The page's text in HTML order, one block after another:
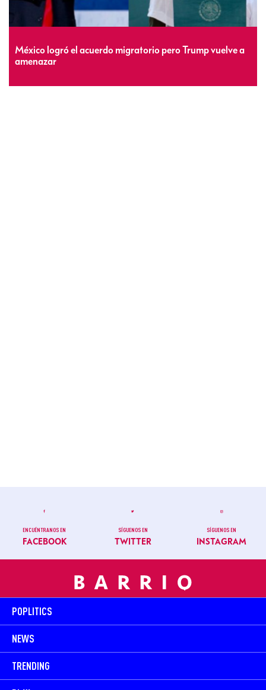
México logró el acuerdo migratorio pero Trump vuelve a
amenazar
ENCUÉNTRANOS EN
FACEBOOK
SÍGUENOS EN
TWITTER
SÍGUENOS EN
INSTAGRAM
POPLITICS
NEWS
TRENDING